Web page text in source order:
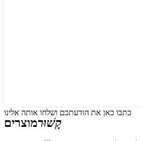
כתבו כאן את הודעתכם ושלחו אותה אלינו
קָשׁוּרמוצרים